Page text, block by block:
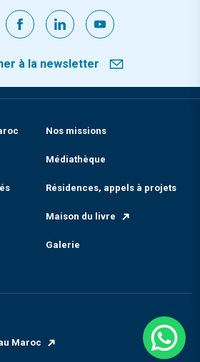
à la newsletter
Nos missions
Médiathèque
Résidences, appels à projets
Maison du livre
Galerie
Maroc